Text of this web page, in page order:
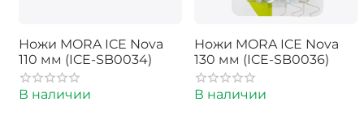
Ножи MORA ICE Nova
110 мм (ICE-SB0034)
В наличии
Ножи MORA ICE Nova
130 мм (ICE-SB0036)
В наличии